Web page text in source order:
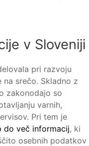
v Sloveniji
pri razvoju
srečo. Skladno z
zakonodajo so
varnih,
Pri tem je
do več informacij, ki
osebnih podatkov